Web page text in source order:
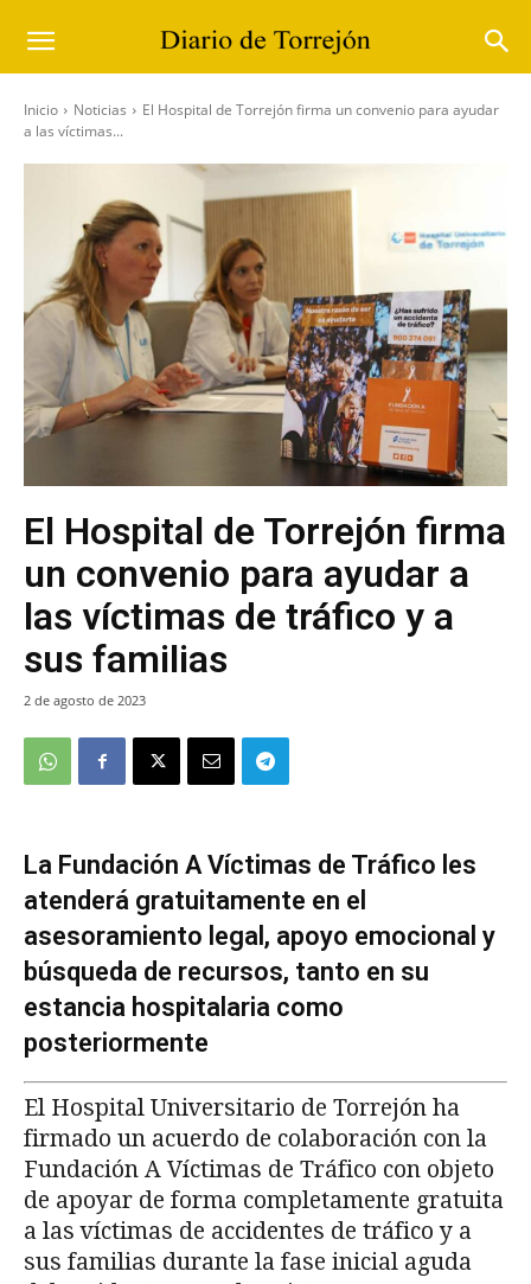
Inicio Noticias
El Hospital de Torrejón firma un convenio para ayudar
a las víctimas...
El Hospital de Torrejón firma
un convenio para ayudar a
las víctimas de tráfico y a
sus familias
2 de agosto de 2023
La Fundación A Víctimas de Tráfico les
atenderá gratuitamente en el
asesoramiento legal, apoyo emocional y
búsqueda de recursos, tanto en su
estancia hospitalaria como
posteriormente
El Hospital Universitario de Torrejón ha
firmado un acuerdo de colaboración con la
Fundación A Víctimas de Tráfico con objeto
de apoyar de forma completamente gratuita
a las víctimas de accidentes de tráfico y a
sus familias durante la fase inicial aguda